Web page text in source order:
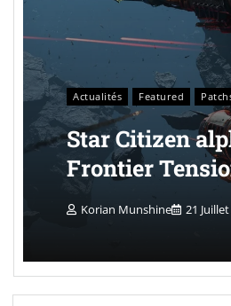
Actualités Featured
Star Citizen
Frontier
Korian Munshine 21